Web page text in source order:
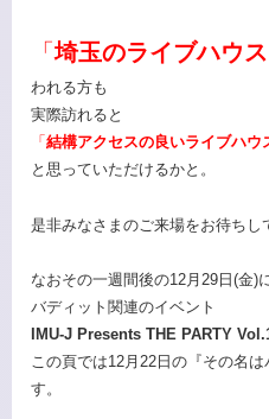
「埼玉のライブハウ
われる方も
実際訪れると
「 結構アクセスの良いライブハウ
と思っていただけるかと。
是非みなさまのご来場をお待ちし
なおその一週間後の12月29日(金)
バディット関連のイベント
IMU-J Presents THE PARTY
この頁では12月22日の『その名
す。